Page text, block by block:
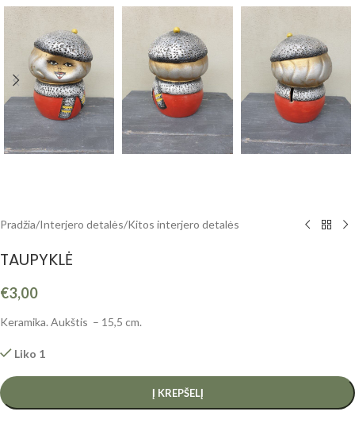
Pradžia/Interjero detalės/Kitos interjero detalės
TAUPYKLĖ
€3,00
Keramika. Aukštis – 15,5 cm.
Liko 1
Į KREPŠELĮ